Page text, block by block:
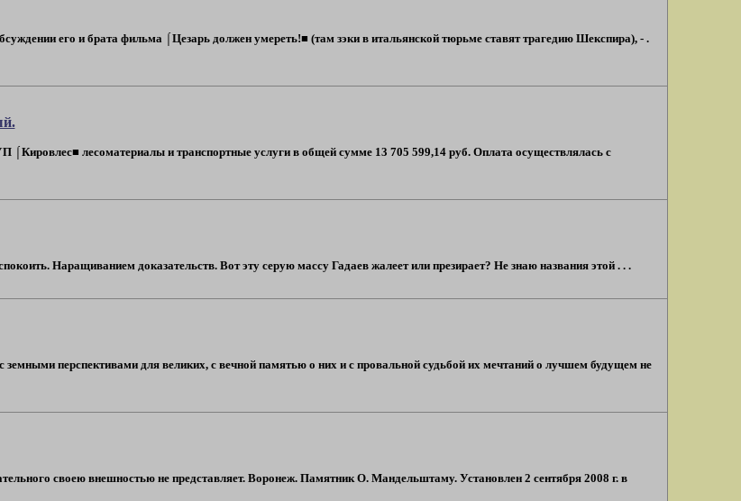
его и брата фильма ⌠Цезарь должен умереть!■ (там зэки в итальянской тюрьме ставят трагедию Шекспира), - .
лесоматериалы и транспортные услуги в общей сумме 13 705 599,14 руб. Оплата осуществлялась с
Наращиванием доказательств. Вот эту серую массу Гадаев жалеет или презирает? Не знаю названия этой . . .
земными перспективами для великих, с вечной памятью о них и с провальной судьбой их мечтаний о лучшем будущем не
своею внешностью не представляет. Воронеж. Памятник О. Мандельштаму. Установлен 2 сентября 2008 г. в